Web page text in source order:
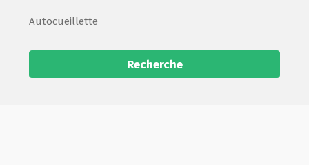
Autocueillette
Recherche